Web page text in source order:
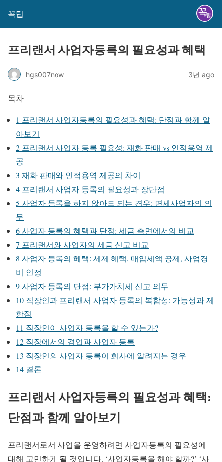
꼭팁
프리랜서 사업자등록의 필요성과 혜택
hgs007now 3년 ago
목차
1 프리랜서 사업자등록의 필요성과 혜택: 단점과 함께 알
아보기
2 프리랜서 사업자 등록 필요성: 재화 판매 vs 인적용역 제
공
3 재화 판매와 인적용역 제공의 차이
4 프리랜서 사업자 등록의 필요성과 장단점
5 사업자 등록을 하지 않아도 되는 경우: 면세사업자의 의
무
6사업자 등록의 혜택과 단점: 세금 측면에서의 비교
7 프리랜서와 사업자의 세금 신고 비교
8 사업자 등록의 혜택: 세제 혜택, 매입세액 공제, 사업경
비 인정
9사업자 등록의 단점: 부가가치세 신고 의무
10 직장인과 프리랜서 사업자 등록의 복합성: 가능성과 제
한점
11 직장인이 사업자 등록을 할 수 있는가?
12 직장에서의 겸업과 사업자 등록
13 직장인의 사업자 등록이 회사에 알려지는 경우
14 결론
프리랜서 사업자등록의 필요성과 혜택:
단점과 함께 알아보기
프리랜서로서 사업을 운영하려면 사업자등록의 필요성에
대해 고민하게 될 것입니다. ‘사업자등록을 해야 할까?’ ‘사